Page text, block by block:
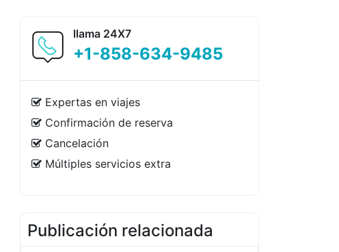
llama 24X7
+1-858-634-9485
Expertas en viajes
Confirmación de reserva
Cancelación
Múltiples servicios extra
Publicación relacionada